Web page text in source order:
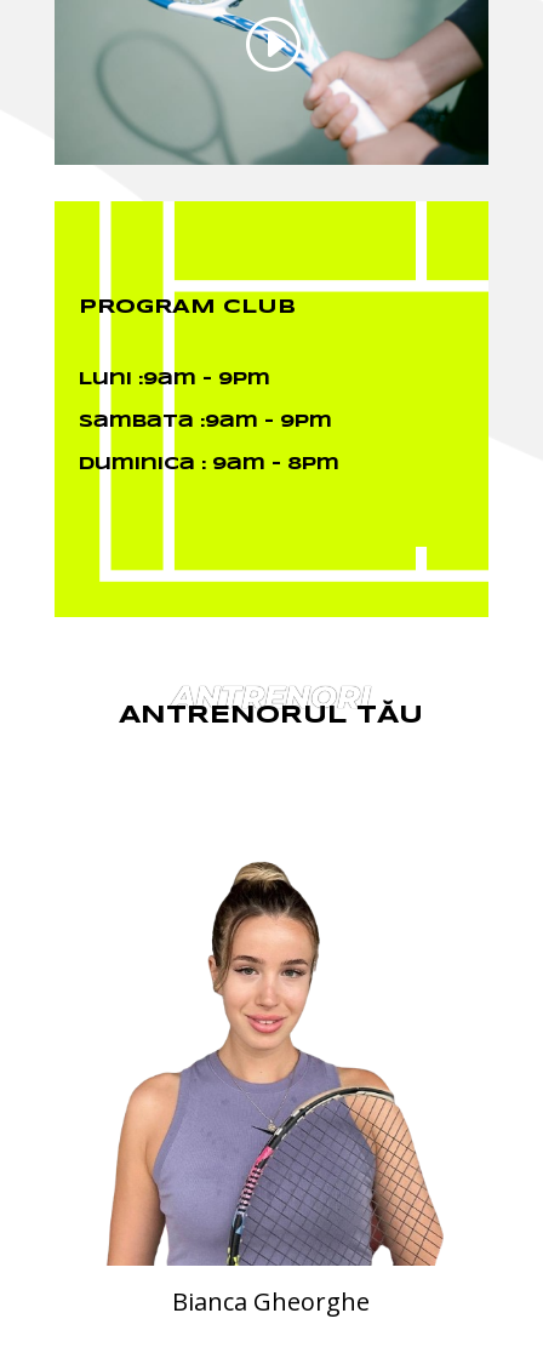
PROGRAM CLUB
Luni :9am – 9pm
Sambata :9am – 9pm
Duminica : 9am – 8pm
ANTRENORI
ANTRENORUL TĂU
Bianca Gheorghe